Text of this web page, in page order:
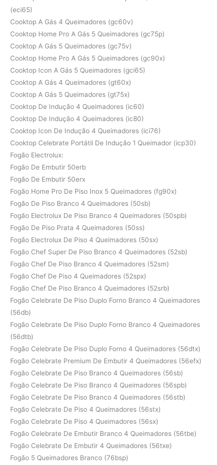
(eci65)
Cooktop A Gás 4 Queimadores (gc60v)
Cooktop Home Pro A Gás 5 Queimadores (gc75p)
Cooktop A Gás 5 Queimadores (gc75v)
Cooktop Home Pro A Gás 5 Queimadores (gc90x)
Cooktop Icon A Gás 5 Queimadores (gci65)
Cooktop A Gás 4 Queimadores (gt60x)
Cooktop A Gás 5 Queimadores (gt75x)
Cooktop De Indução 4 Queimadores (ic60)
Cooktop De Indução 4 Queimadores (ic80)
Cooktop Icon De Indução 4 Queimadores (ici76)
Cooktop Celebrate Portátil De Indução 1 Queimador (icp30)
Fogão Electrolux:
Fogão De Embutir 50erb
Fogão De Embutir 50erx
Fogão Home Pro De Piso Inox 5 Queimadores (fg90x)
Fogão De Piso Branco 4 Queimadores (50sb)
Fogão Electrolux De Piso Branco 4 Queimadores (50spb)
Fogão De Piso Prata 4 Queimadores (50ss)
Fogão Electrolux De Piso 4 Queimadores (50sx)
Fogão Chef Super De Piso Branco 4 Queimadores (52sb)
Fogão Chef De Piso Branco 4 Queimadores (52sm)
Fogão Chef De Piso 4 Queimadores (52spx)
Fogão Chef De Piso Branco 4 Queimadores (52srb)
Fogão Celebrate De Piso Duplo Forno Branco 4 Queimadores
(56db)
Fogão Celebrate De Piso Duplo Forno Branco 4 Queimadores
(56dtb)
Fogão Celebrate De Piso Duplo Forno 4 Queimadores (56dtx)
Fogão Celebrate Premium De Embutir 4 Queimadores (56efx)
Fogão Celebrate De Piso Branco 4 Queimadores (56sb)
Fogão Celebrate De Piso Branco 4 Queimadores (56spb)
Fogão Celebrate De Piso Branco 4 Queimadores (56stb)
Fogão Celebrate De Piso 4 Queimadores (56stx)
Fogão Celebrate De Piso 4 Queimadores (56sx)
Fogão Celebrate De Embutir Branco 4 Queimadores (56tbe)
Fogão Celebrate De Embutir 4 Queimadores (56txe)
Fogão 5 Queimadores Branco (76bsp)